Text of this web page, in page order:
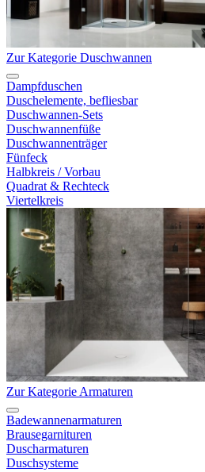
Zur Kategorie Duschwannen
Dampfduschen
Duschelemente, befliesbar
Duschwannen-Sets
Duschwannenfüße
Duschwannenträger
Fünfeck
Halbkreis / Vorbau
Quadrat & Rechteck
Viertelkreis
Zur Kategorie Armaturen
Badewannenarmaturen
Brausegarnituren
Duscharmaturen
Duschsysteme